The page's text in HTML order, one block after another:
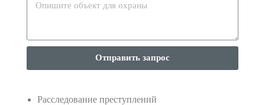
Отправить запрос
Расследование преступлений